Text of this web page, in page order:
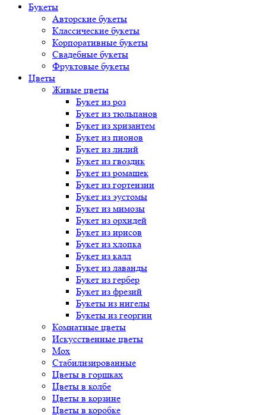
Букеты
Авторские букеты
Классические букеты
Корпоративные букеты
Свадебные букеты
Фруктовые букеты
Цветы
Живые цветы
Букет из роз
Букет из тюльпанов
Букет из хризантем
Букет из пионов
Букет из лилий
Букет из гвоздик
Букет из ромашек
Букет из гортензии
Букет из эустомы
Букет из мимозы
Букет из орхидей
Букет из ирисов
Букет из хлопка
Букет из калл
Букет из лаванды
Букет из гербер
Букет из фрезий
Букеты из нигелы
Букеты из георгин
Комнатные цветы
Искусственные цветы
Мох
Стабилизированные
Цветы в горшках
Цветы в колбе
Цветы в корзине
Цветы в коробке